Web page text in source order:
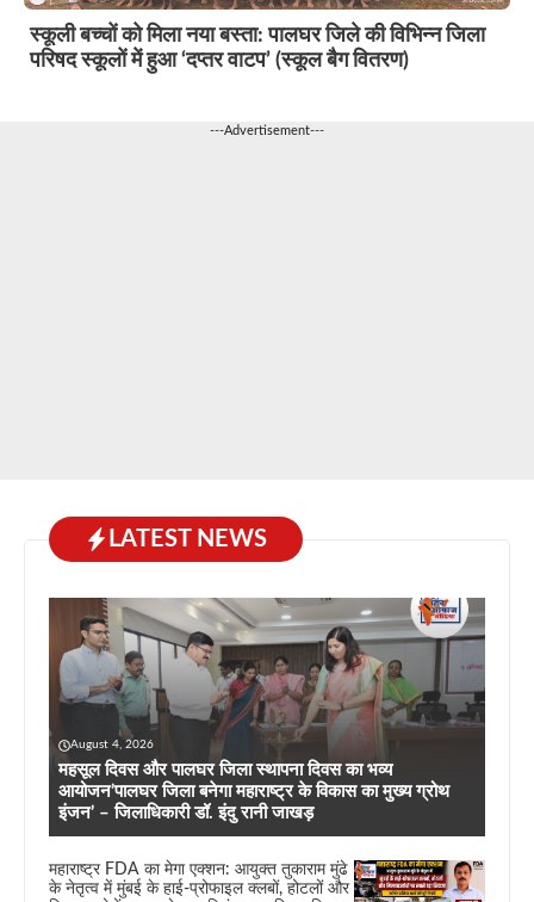
स्कूली बच्चों को मिला नया बस्ता: पालघर जिले की विभिन्न जिला
परिषद स्कूलों में हुआ ‘दप्तर वाटप’ (स्कूल बैग वितरण)
---Advertisement---
LATEST NEWS
August 4, 2026
महसूल दिवस और पालघर जिला स्थापना दिवस का भव्य
आयोजन’पालघर जिला बनेगा महाराष्ट्र के विकास का मुख्य ग्रोथ
इंजन’ – जिलाधिकारी डॉ. इंदु रानी जाखड़
महाराष्ट्र FDA का मेगा एक्शन: आयुक्त तुकाराम मुंढे
के नेतृत्व में मुंबई के हाई-प्रोफाइल क्लबों, होटलों और